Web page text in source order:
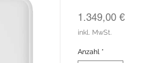
1.349,00 €Preis
inkl. MwSt.
Anzahl *